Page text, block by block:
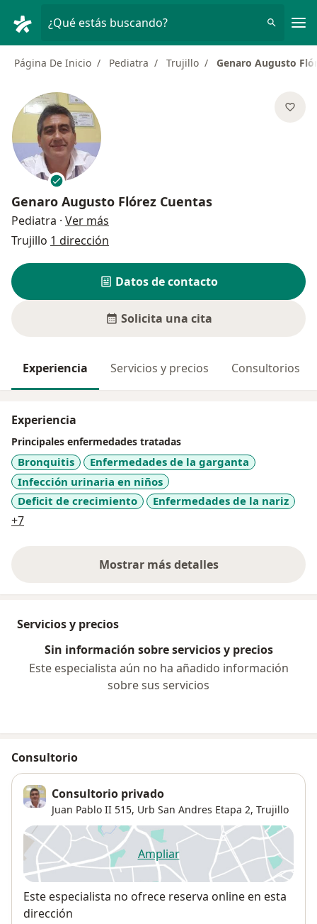
¿Qué estás buscando?
Página De Inicio Pediatra Trujillo Genaro Augusto
Genaro Augusto Flórez Cuentas
Pediatra · Ver más
Trujillo 1 dirección
Datos de contacto
Solicita una cita
Experiencia Servicios y precios Consultorios
Experiencia
Principales enfermedades tratadas
Bronquitis
Enfermedades de la garganta
Infección urinaria en niños
Deficit de crecimiento
Enfermedades de la nariz
+7a11y_sr_more_diseases
Mostrar más detalles
sobre la experiencia
Servicios y precios
Sin información sobre servicios y precios
Este especialista aún no ha añadido información
sobre sus servicios
Consultorio
Consultorio privado
Juan Pablo II 515, Urb San Andres Etapa 2, Trujillo
Ampliarse abre en una nueva
Disponibilidad
Este especialista no ofrece reserva online en esta
dirección